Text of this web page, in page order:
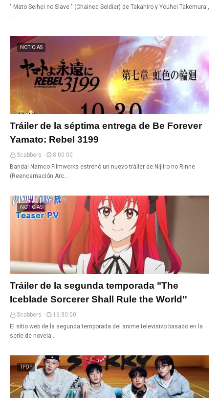
" Mato Seihei no Slave " (Chained Soldier) de Takahiro y Youhei Takemura ,
…
NOTICIAS
Tráiler de la séptima entrega de Be Forever
Yamato: Rebel 3199
Scabbers
8:00:00
Bandai Namco Filmworks estrenó un nuevo tráiler de Nijiiro no Rinne
(Reencarnación Arc…
NOTICIAS
Tráiler de la segunda temporada "The
Iceblade Sorcerer Shall Rule the World''
Scabbers
16:30:00
El sitio web de la segunda temporada del anime televisivo basado en la
serie de novela…
TPOP